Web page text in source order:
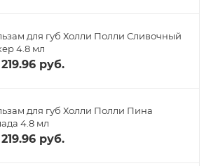
для губ Холли Полли Сливочный
4.8 мл
219.96 руб.
для губ Холли Полли Пина
4.8 мл
219.96 руб.